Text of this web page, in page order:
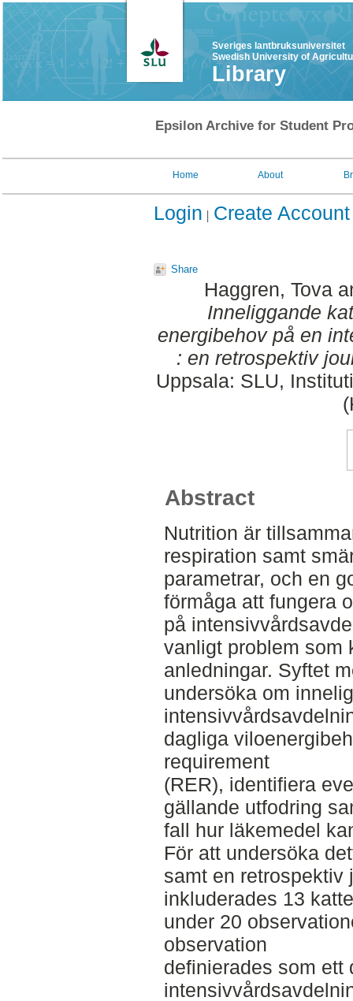
Sveriges lantbruksuniversitet
Swedish University of
Library
Epsilon Archive for Student
Home About
Login Create Account
Share
Haggren, Tova
Inneliggande
energibehov på en
: en retrospektiv
Uppsala: SLU,
Abstract
Nutrition är
respiration samt
parametrar, och en
förmåga att fungera
på
vanligt problem som
anledningar. Syftet
undersöka om
dagliga
requirement
(RER), identifiera
gällande utfodring
fall hur läkemedel
För att undersöka
samt en retrospektiv
inkluderades 13
under 20
observation
definierades som ett